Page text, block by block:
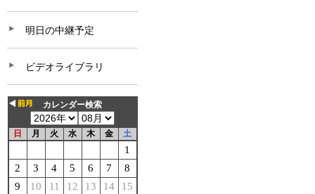
明日の中継予定
ビデオライブラリ
カレンダー検索
日 月 火 水 木 金 土
1
2
3 4 5 6 7
8
9
10 11 12 13 14
15